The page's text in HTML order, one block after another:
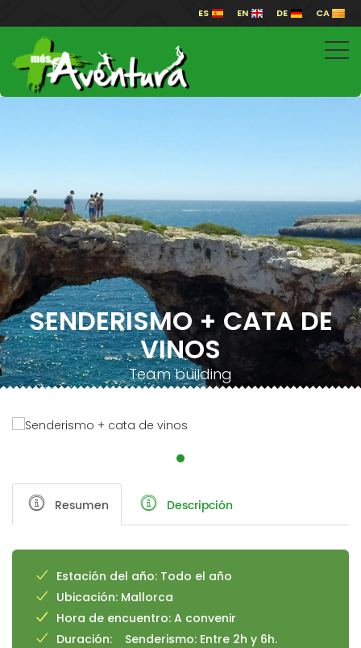
ES EN DE CA
SENDERISMO + CATA DE
VINOS
Team building
Resumen Descripción
Estación del año: Todo el año
Ubicación: Mallorca
Hora de encuentro: A convenir
Duración: Senderismo: Entre 2h y 6h.